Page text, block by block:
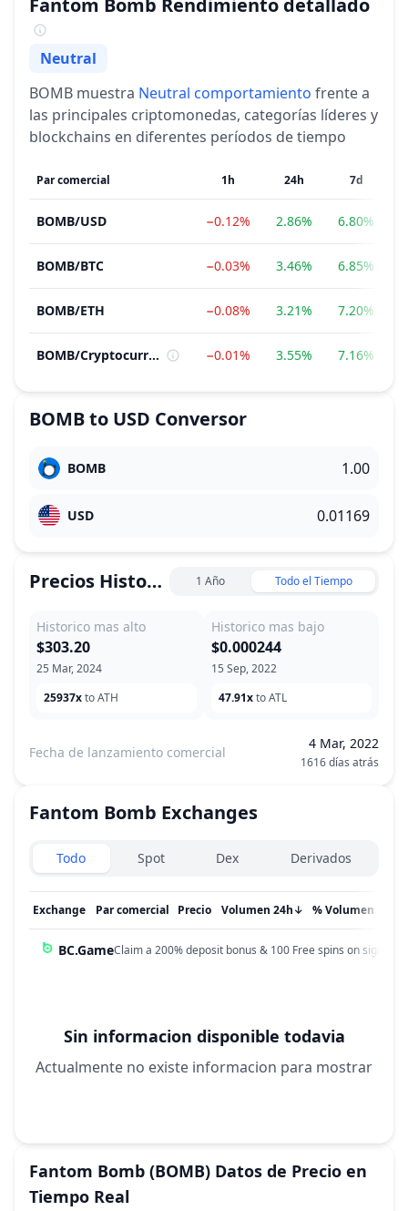
Fantom Bomb Rendimiento detallado
Sentimiento
Neutral
BOMB muestra Neutral comportamiento frente a
las principales criptomonedas, categorías líderes y
blockchains en diferentes períodos de tiempo
Par comercial 1h 24h 7d
BOMB/USD −0.12% 2.86% 6.80%
BOMB/BTC −0.03% 3.46% 6.85%
BOMB/ETH −0.08% 3.21% 7.20%
BOMB/ Cryptocurrency −0.01% 3.55% 7.16%
BOMBto USD Conversor
BOMB
USD
Precios Historicos 1 Año Todo el Tiempo
Historico mas alto
25 Mar, 2024
$303.20
25937xto ATH
Historico mas bajo
15 Sep, 2022
$0.000244
47.91xto ATL
Fecha de lanzamiento comercial
4 Mar, 2022
1616 días atrás
Fantom Bomb Exchanges
Exchanges type
Todo Spot Dex Derivados
Exchange Par comercial Precio ↓
Volumen 24h % Volumen
BC.GameClaim a 200% deposit bonus & 100 Free spins on sign up!
Sin informacion disponible todavia
Actualmente no existe informacion para mostrar
Fantom Bomb (BOMB) Datos de Precio en
Tiempo Real